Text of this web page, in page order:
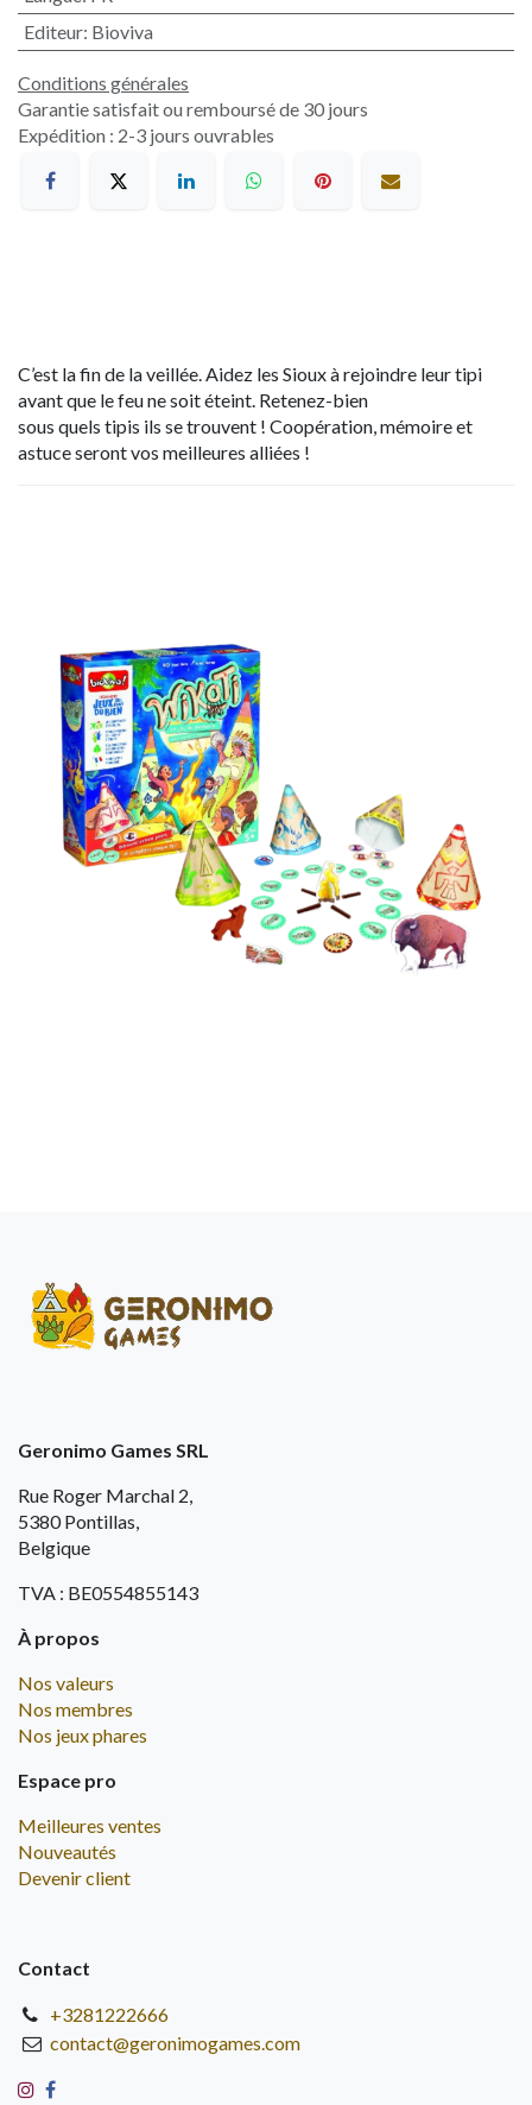
Editeur: Bioviva
Conditions générales
Garantie satisfait ou remboursé de 30 jours
Expédition : 2-3 jours ouvrables
C’est la fin de la veillée. Aidez les Sioux à rejoindre leur tipi
avant que le feu ne soit éteint. Retenez-bien
sous quels tipis ils se trouvent ! Coopération, mémoire et
astuce seront vos meilleures alliées !
Geronimo Games SRL
Rue Roger Marchal 2,
5380 Pontillas,
Belgique
TVA : BE0554855143
À propos
Nos valeurs
Nos membres
Nos jeux phares
Espace pro
Meilleures ventes
Nouveautés
Devenir client
Contact
+3281222666
contact@geronimogames.com